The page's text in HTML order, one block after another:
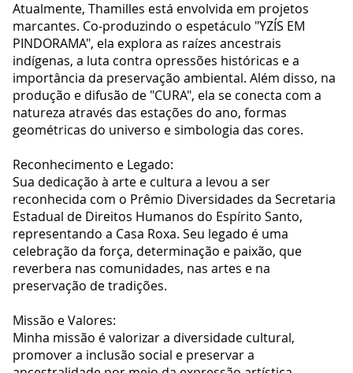
Atualmente, Thamilles está envolvida em projetos
marcantes. Co-produzindo o espetáculo "YZÍS EM
PINDORAMA", ela explora as raízes ancestrais
indígenas, a luta contra opressões históricas e a
importância da preservação ambiental. Além disso, na
produção e difusão de "CURA", ela se conecta com a
natureza através das estações do ano, formas
geométricas do universo e simbologia das cores.
Reconhecimento e Legado:
Sua dedicação à arte e cultura a levou a ser
reconhecida com o Prêmio Diversidades da Secretaria
Estadual de Direitos Humanos do Espírito Santo,
representando a Casa Roxa. Seu legado é uma
celebração da força, determinação e paixão, que
reverbera nas comunidades, nas artes e na
preservação de tradições.
Missão e Valores:
Minha missão é valorizar a diversidade cultural,
promover a inclusão social e preservar a